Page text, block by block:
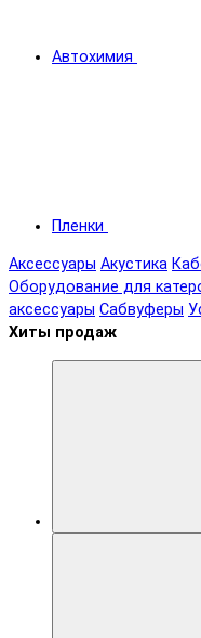
Автохимия
Пленки
Аксессуары Акустика
Оборудование для
аксессуары Сабвуферы
Хиты продаж